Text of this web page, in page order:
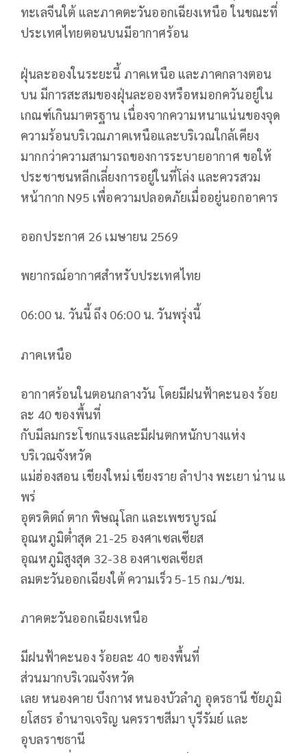
ทะเลจีนใต้ และภาคตะวันออกเฉียงเหนือ ในขณะที่
ประเทศไทยตอนบนมีอากาศร้อน
ฝุ่นละอองในระยะนี้ ภาคเหนือ และภาคกลางตอน
บน มีการสะสมของฝุ่นละอองหรือหมอกควันอยู่ใน
เกณฑ์เกินมาตรฐาน เนื่องจากความหนาแน่นของจุด
ความร้อนบริเวณภาคเหนือและบริเวณใกล้เคียง
มากกว่าความสามารถของการระบายอากาศ ขอให้
ประชาชนหลีกเลี่ยงการอยู่ในที่โล่ง และควรสวม
หน้ากาก N95 เพื่อความปลอดภัยเมื่ออยู่นอกอาคาร
ออกประกาศ 26 เมษายน 2569
พยากรณ์อากาศสำหรับประเทศไทย
06:00 น. วันนี้ ถึง 06:00 น. วันพรุ่งนี้
ภาคเหนือ
อากาศร้อนในตอนกลางวัน โดยมีฝนฟ้าคะนอง ร้อย
ละ 40 ของพื้นที่
กับมีลมกระโชกแรงและมีฝนตกหนักบางแห่ง
บริเวณจังหวัด
แม่ฮ่องสอน เชียงใหม่ เชียงราย ลำปาง พะเยา น่าน แ
พร่
อุตรดิตถ์ ตาก พิษณุโลก และเพชรบูรณ์
อุณหภูมิต่ำสุด 21-25 องศาเซลเซียส
อุณหภูมิสูงสุด 32-38 องศาเซลเซียส
ลมตะวันออกเฉียงใต้ ความเร็ว 5-15 กม./ชม.
ภาคตะวันออกเฉียงเหนือ
มีฝนฟ้าคะนอง ร้อยละ 40 ของพื้นที่
ส่วนมากบริเวณจังหวัด
เลย หนองคาย บึงกาฬ หนองบัวลำภู อุดรธานี ชัยภูมิ
ยโสธร อำนาจเจริญ นครราชสีมา บุรีรัมย์ และ
อุบลราชธานี